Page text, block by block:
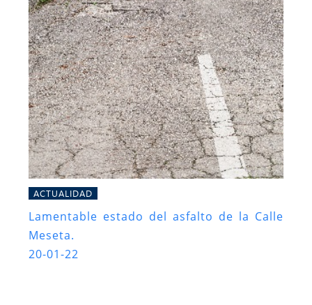
ACTUALIDAD
Lamentable estado del asfalto de la Calle
Meseta.
20-01-22